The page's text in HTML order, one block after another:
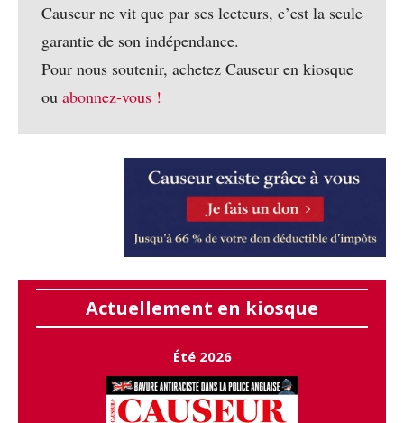
Causeur ne vit que par ses lecteurs, c’est la seule
garantie de son indépendance.
Pour nous soutenir, achetez Causeur en kiosque
ou abonnez-vous !
Actuellement en kiosque
Été 2026